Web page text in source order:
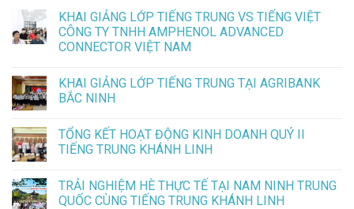
KHAI GIẢNG LỚP TIẾNG TRUNG VS TIẾNG VIỆT
CÔNG TY TNHH AMPHENOL ADVANCED
CONNECTOR VIỆT NAM
KHAI GIẢNG LỚP TIẾNG TRUNG TẠI AGRIBANK
BẮC NINH
TỔNG KẾT HOẠT ĐỘNG KINH DOANH QUÝ II
TIẾNG TRUNG KHÁNH LINH
TRẢI NGHIỆM HÈ THỰC TẾ TẠI NAM NINH TRUNG
QUỐC CÙNG TIẾNG TRUNG KHÁNH LINH